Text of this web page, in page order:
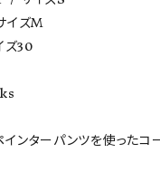
ズM
30
ターパンツを使ったコー